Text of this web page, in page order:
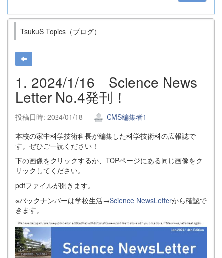
TsukuS Topics（ブログ）
1. 2024/1/16 Science News
Letter No.4発刊！
投稿日時: 2024/01/18
CMS編集者1
本校の家中科学技術科長が編集した科学技術科の広報誌で
す。ぜひご一読ください！
下の画像をクリックするか、TOPページにある同じ画像をク
リックしてください。
pdfファイルが開きます。
※バックナンバーは学校生活→Science NewsLetterから確認で
きます。